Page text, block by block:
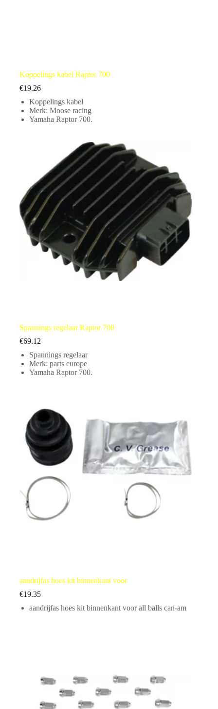
Koppelings kabel Raptor 700
€19.26
Koppelings kabel
Merk: Moose racing
Yamaha Raptor 700.
Spannings regelaar Raptor 700
€69.12
Spannings regelaar
Merk: parts europe
Yamaha Raptor 700.
aandrijfas hoes kit binnenkant voor
€19.35
aandrijfas hoes kit binnenkant voor all balls can-am